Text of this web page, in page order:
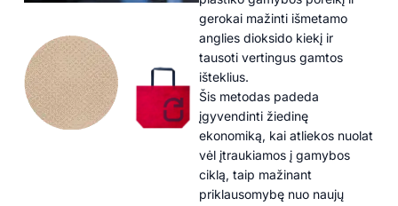
gerokai mažinti išmetamo
anglies dioksido kiekį ir
tausoti vertingus gamtos
išteklius.
Šis metodas padeda
įgyvendinti žiedinę
ekonomiką, kai atliekos nuolat
vėl įtraukiamos į gamybos
ciklą, taip mažinant
priklausomybę nuo naujų